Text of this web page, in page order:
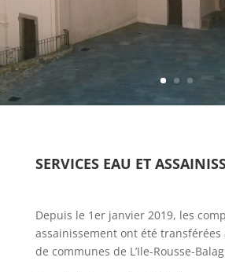
SERVICES EAU ET
Depuis le 1er janvier 2019, les
assainissement ont été
de communes de L’Ile-Rousse-